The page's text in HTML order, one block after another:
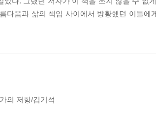
다움과 삶의 책임 사이에서 방황했던 이들에
의 저항/김기석